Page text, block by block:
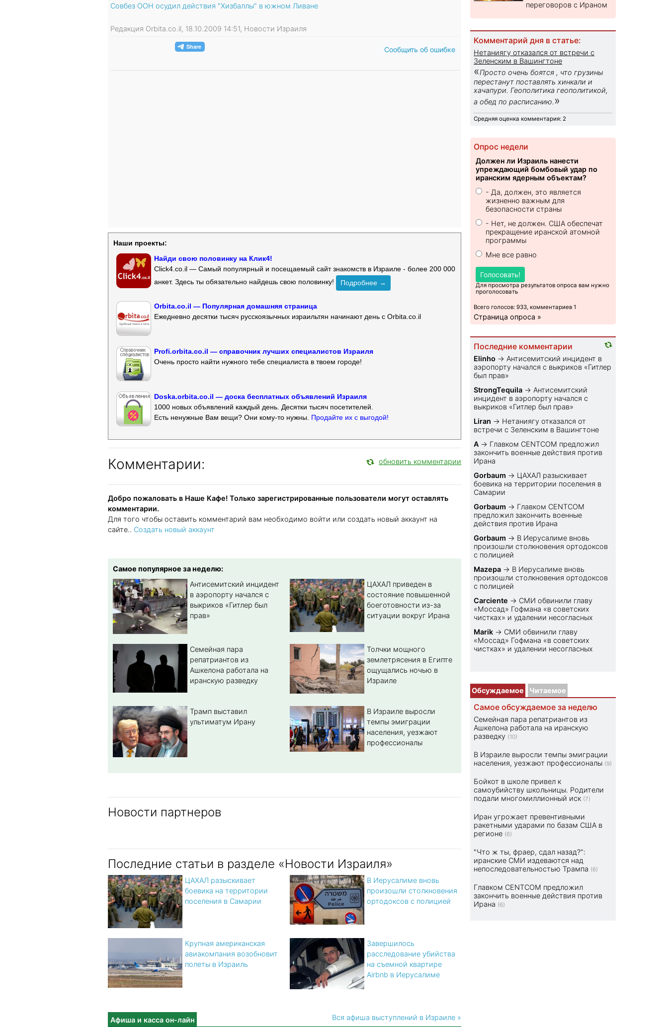
Совбез ООН осудил действия "Хизбаллы" в южном Ливане
Редакция Orbita.co.il, 18.10.2009 14:51, Новости Израиля
Сообщить об ошибке
Наши проекты:
Найди свою половинку на Клик4!
Click4.co.il — Самый популярный и посещаемый сайт знакомств в Израиле - более 200 000
анкет. Здесь ты обязательно найдешь свою половинку!
Подробнее →
Orbita.co.il — Популярная домашняя страница
Ежедневно десятки тысяч русскоязычных израильтян начинают день с Orbita.co.il
Profi.orbita.co.il — справочник лучших специалистов Израиля
Очень просто найти нужного тебе специалиста в твоем городе!
Doska.orbita.co.il — доска бесплатных объявлений Израиля
1000 новых объявлений каждый день. Десятки тысяч посетителей.
Есть ненужные Вам вещи? Они кому-то нужны. Продайте их с выгодой!
Комментарии: обновить комментарии
Добро пожаловать в Наше Кафе! Только зарегистрированные пользователи могут оставлять
комментарии.
Для того чтобы оставить комментарий вам необходимо войти или создать новый аккаунт на
сайте.. Создать новый аккаунт
Самое популярное за неделю:
Антисемитский инцидент
в аэропорту начался с
выкриков «Гитлер был
прав»
ЦАХАЛ приведен в
состояние повышенной
боеготовности из-за
ситуации вокруг Ирана
Семейная пара
репатриантов из
Ашкелона работала на
иранскую разведку
Толчки мощного
землетрясения в Египте
ощущались ночью в
Израиле
Трамп выставил
ультиматум Ирану
В Израиле выросли
темпы эмиграции
населения, уезжают
профессионалы
Новости партнеров
Последние статьи в разделе «Новости Израиля»
ЦАХАЛ разыскивает
боевика на территории
поселения в Самарии
В Иерусалиме вновь
произошли столкновения
ортодоксов с полицией
Крупная американская
авиакомпания возобновит
полеты в Израиль
Завершилось
расследование убийства
на съемной квартире
Airbnb в Иерусалиме
Афиша и касса он-лайн Вся афиша выступлений в Израиле »
переговоров с Ираном
Комментарий дня в статье:
Нетаниягу отказался от встречи с
Зеленским в Вашингтоне
«Просто очень боятся , что грузины
перестанут поставлять хинкали и
хачапури. Геополитика геополитикой,
а обед по расписанию. »
Средняя оценка комментария: 2
Опрос недели
Должен ли Израиль нанести
упреждающий бомбовый удар по
иранским ядерным объектам?
- Да, должен, это является
жизненно важным для
безопасности страны
- Нет, не должен. США обеспечат
прекращение иранской атомной
программы
Мне все равно
Голосовать!
Для просмотра результатов опроса вам нужно
проголосовать
Всего голосов: 933, комментариев 1
Страница опроса »
Последние комментарии
Elinho → Антисемитский инцидент в
аэропорту начался с выкриков «Гитлер
был прав»
StrongTequila → Антисемитский
инцидент в аэропорту начался с
выкриков «Гитлер был прав»
Liran → Нетаниягу отказался от
встречи с Зеленским в Вашингтоне
A → Главком CENTCOM предложил
закончить военные действия против
Ирана
Gorbaum → ЦАХАЛ разыскивает
боевика на территории поселения в
Самарии
Gorbaum → Главком CENTCOM
предложил закончить военные
действия против Ирана
Gorbaum → В Иерусалиме вновь
произошли столкновения ортодоксов
с полицией
Mazepa → В Иерусалиме вновь
произошли столкновения ортодоксов
с полицией
Carciente → СМИ обвинили главу
«Моссад» Гофмана «в советских
чистках» и удалении несогласных
Marik → СМИ обвинили главу
«Моссад» Гофмана «в советских
чистках» и удалении несогласных
Обсуждаемое Читаемое
Самое обсуждаемое за неделю
Семейная пара репатриантов из
Ашкелона работала на иранскую
разведку (10)
В Израиле выросли темпы эмиграции
населения, уезжают профессионалы (9)
Бойкот в школе привел к
самоубийству школьницы. Родители
подали многомиллионный иск (7)
Иран угрожает превентивными
ракетными ударами по базам США в
регионе (6)
"Что ж ты, фраер, сдал назад?":
иранские СМИ издеваются над
непоследовательностью Трампа (6)
Главком CENTCOM предложил
закончить военные действия против
Ирана (6)